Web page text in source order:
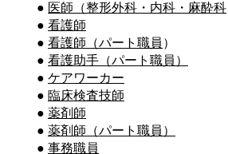
● 医師（整形外科・内科・麻酔科
● 看護師
● 看護師（パート職員 ）
● 看護助手（パート職員 ）
● ケアワーカー
● 臨床検査技師
● 薬剤師
● 薬剤師（パート職員 ）
● 事務職員